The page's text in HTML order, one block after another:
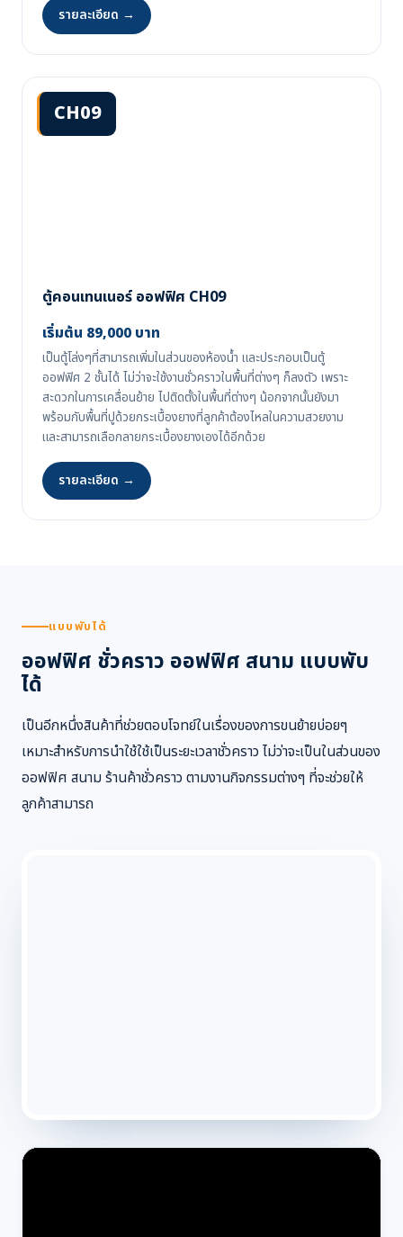
รายละเอียด →
CH09
ตู้คอนเทนเนอร์ ออฟฟิศ CH09
เริ่มต้น 89,000 บาท
เป็นตู้โล่งๆที่สามารถเพิ่มในส่วนของห้องน้ำ และประกอบเป็นตู้
ออฟฟิศ 2 ชั้นได้ ไม่ว่าจะใช้งานชั่วคราวในพื้นที่ต่างๆ ก็ลงตัว เพราะ
สะดวกในการเคลื่อนย้าย ไปติดตั้งในพื้นที่ต่างๆ น้อกจากนั้นยังมา
พร้อมกับพื้นที่ปูด้วยกระเบื้องยางที่ลูกค้าต้องไหลในความสวยงาม
และสามารถเลือกลายกระเบื้องยางเองได้อีกด้วย
รายละเอียด →
แบบพับได้
ออฟฟิศ ชั่วคราว ออฟฟิศ สนาม แบบพับ
ได้
เป็นอีกหนึ่งสินค้าที่ช่วยตอบโจทย์ในเรื่องของการขนย้ายบ่อยๆ
เหมาะสำหรับการนำใช้ใช้เป็นระยะเวลาชั่วคราว ไม่ว่าจะเป็นในส่วนของ
ออฟฟิศ สนาม ร้านค้าชั่วคราว ตามงานกิจกรรมต่างๆ ที่จะช่วยให้
ลูกค้าสามารถ